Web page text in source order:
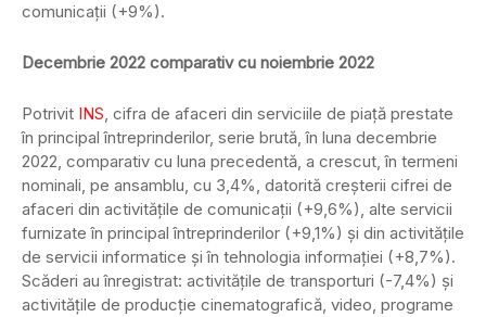
comunicaţii (+9%).
Decembrie 2022 comparativ cu noiembrie 2022
Potrivit INS, cifra de afaceri din serviciile de piaţă prestate
în principal întreprinderilor, serie brută, în luna decembrie
2022, comparativ cu luna precedentă, a crescut, în termeni
nominali, pe ansamblu, cu 3,4%, datorită creşterii cifrei de
afaceri din activităţile de comunicaţii (+9,6%), alte servicii
furnizate în principal întreprinderilor (+9,1%) şi din activităţile
de servicii informatice şi în tehnologia informaţiei (+8,7%).
Scăderi au înregistrat: activităţile de transporturi (-7,4%) şi
activităţile de producţie cinematografică, video, programe